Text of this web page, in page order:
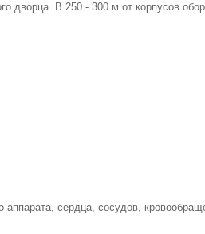
дворца. В 250 - 300 м от корпусов
аппарата, сердца, сосудов,